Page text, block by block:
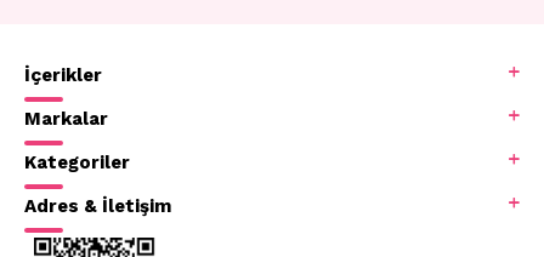
İçerikler
Markalar
Kategoriler
Adres & İletişim